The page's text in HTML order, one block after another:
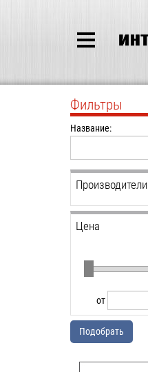
Фильтры
Название:
Производители
Цена
от
Подобрать